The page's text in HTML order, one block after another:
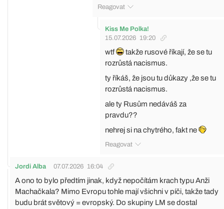
Reagovat
Kiss Me Polka!
15.07.2026 19:20
wtf
takže rusové říkají, že se tu
rozrůstá nacismus.
ty říkáš, že jsou tu důkazy ,že se tu
rozrůstá nacismus.
ale ty Rusům nedáváš za
pravdu??
nehrej si na chytrého, fakt ne
Reagovat
Jordi Alba 07.07.2026 16:04
A ono to bylo předtím jinak, když nepočítám krach typu Anži
Machačkala? Mimo Evropu tohle mají všichni v píči, takže tady
budu brát světový = evropský. Do skupiny LM se dostal